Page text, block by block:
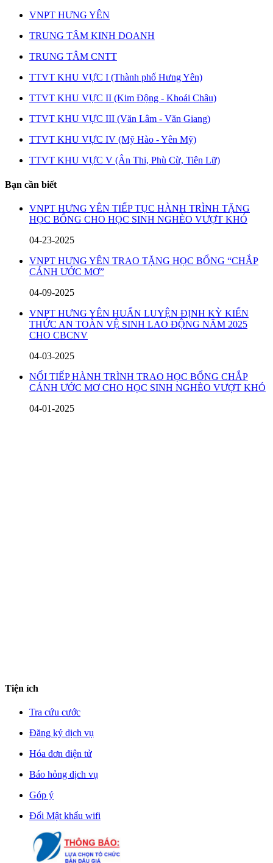
VNPT HƯNG YÊN
TRUNG TÂM KINH DOANH
TRUNG TÂM CNTT
TTVT KHU VỰC I (Thành phố Hưng Yên)
TTVT KHU VỰC II (Kim Động - Khoái Châu)
TTVT KHU VỰC III (Văn Lâm - Văn Giang)
TTVT KHU VỰC IV (Mỹ Hào - Yên Mỹ)
TTVT KHU VỰC V (Ân Thi, Phù Cừ, Tiên Lữ)
Bạn cần biết
VNPT HƯNG YÊN TIẾP TỤC HÀNH TRÌNH TẶNG
HỌC BỔNG CHO HỌC SINH NGHÈO VƯỢT KHÓ
04-23-2025
VNPT HƯNG YÊN TRAO TẶNG HỌC BỔNG “CHẮP
CÁNH ƯỚC MƠ”
04-09-2025
VNPT HƯNG YÊN HUẤN LUYỆN ĐỊNH KỲ KIẾN
THỨC AN TOÀN VỆ SINH LAO ĐỘNG NĂM 2025
CHO CBCNV
04-03-2025
NỐI TIẾP HÀNH TRÌNH TRAO HỌC BỔNG CHẮP
CÁNH ƯỚC MƠ CHO HỌC SINH NGHÈO VƯỢT KHÓ
04-01-2025
Tiện ích
Tra cứu cước
Đăng ký dịch vụ
Hóa đơn điện tử
Báo hỏng dịch vụ
Góp ý
Đổi Mật khẩu wifi